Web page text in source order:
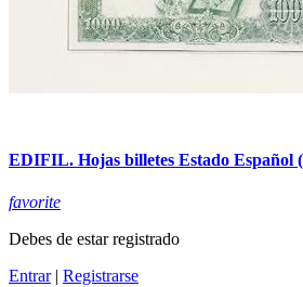
EDIFIL. Hojas billetes Estado Español
favorite
Debes de estar registrado
Entrar| Registrarse